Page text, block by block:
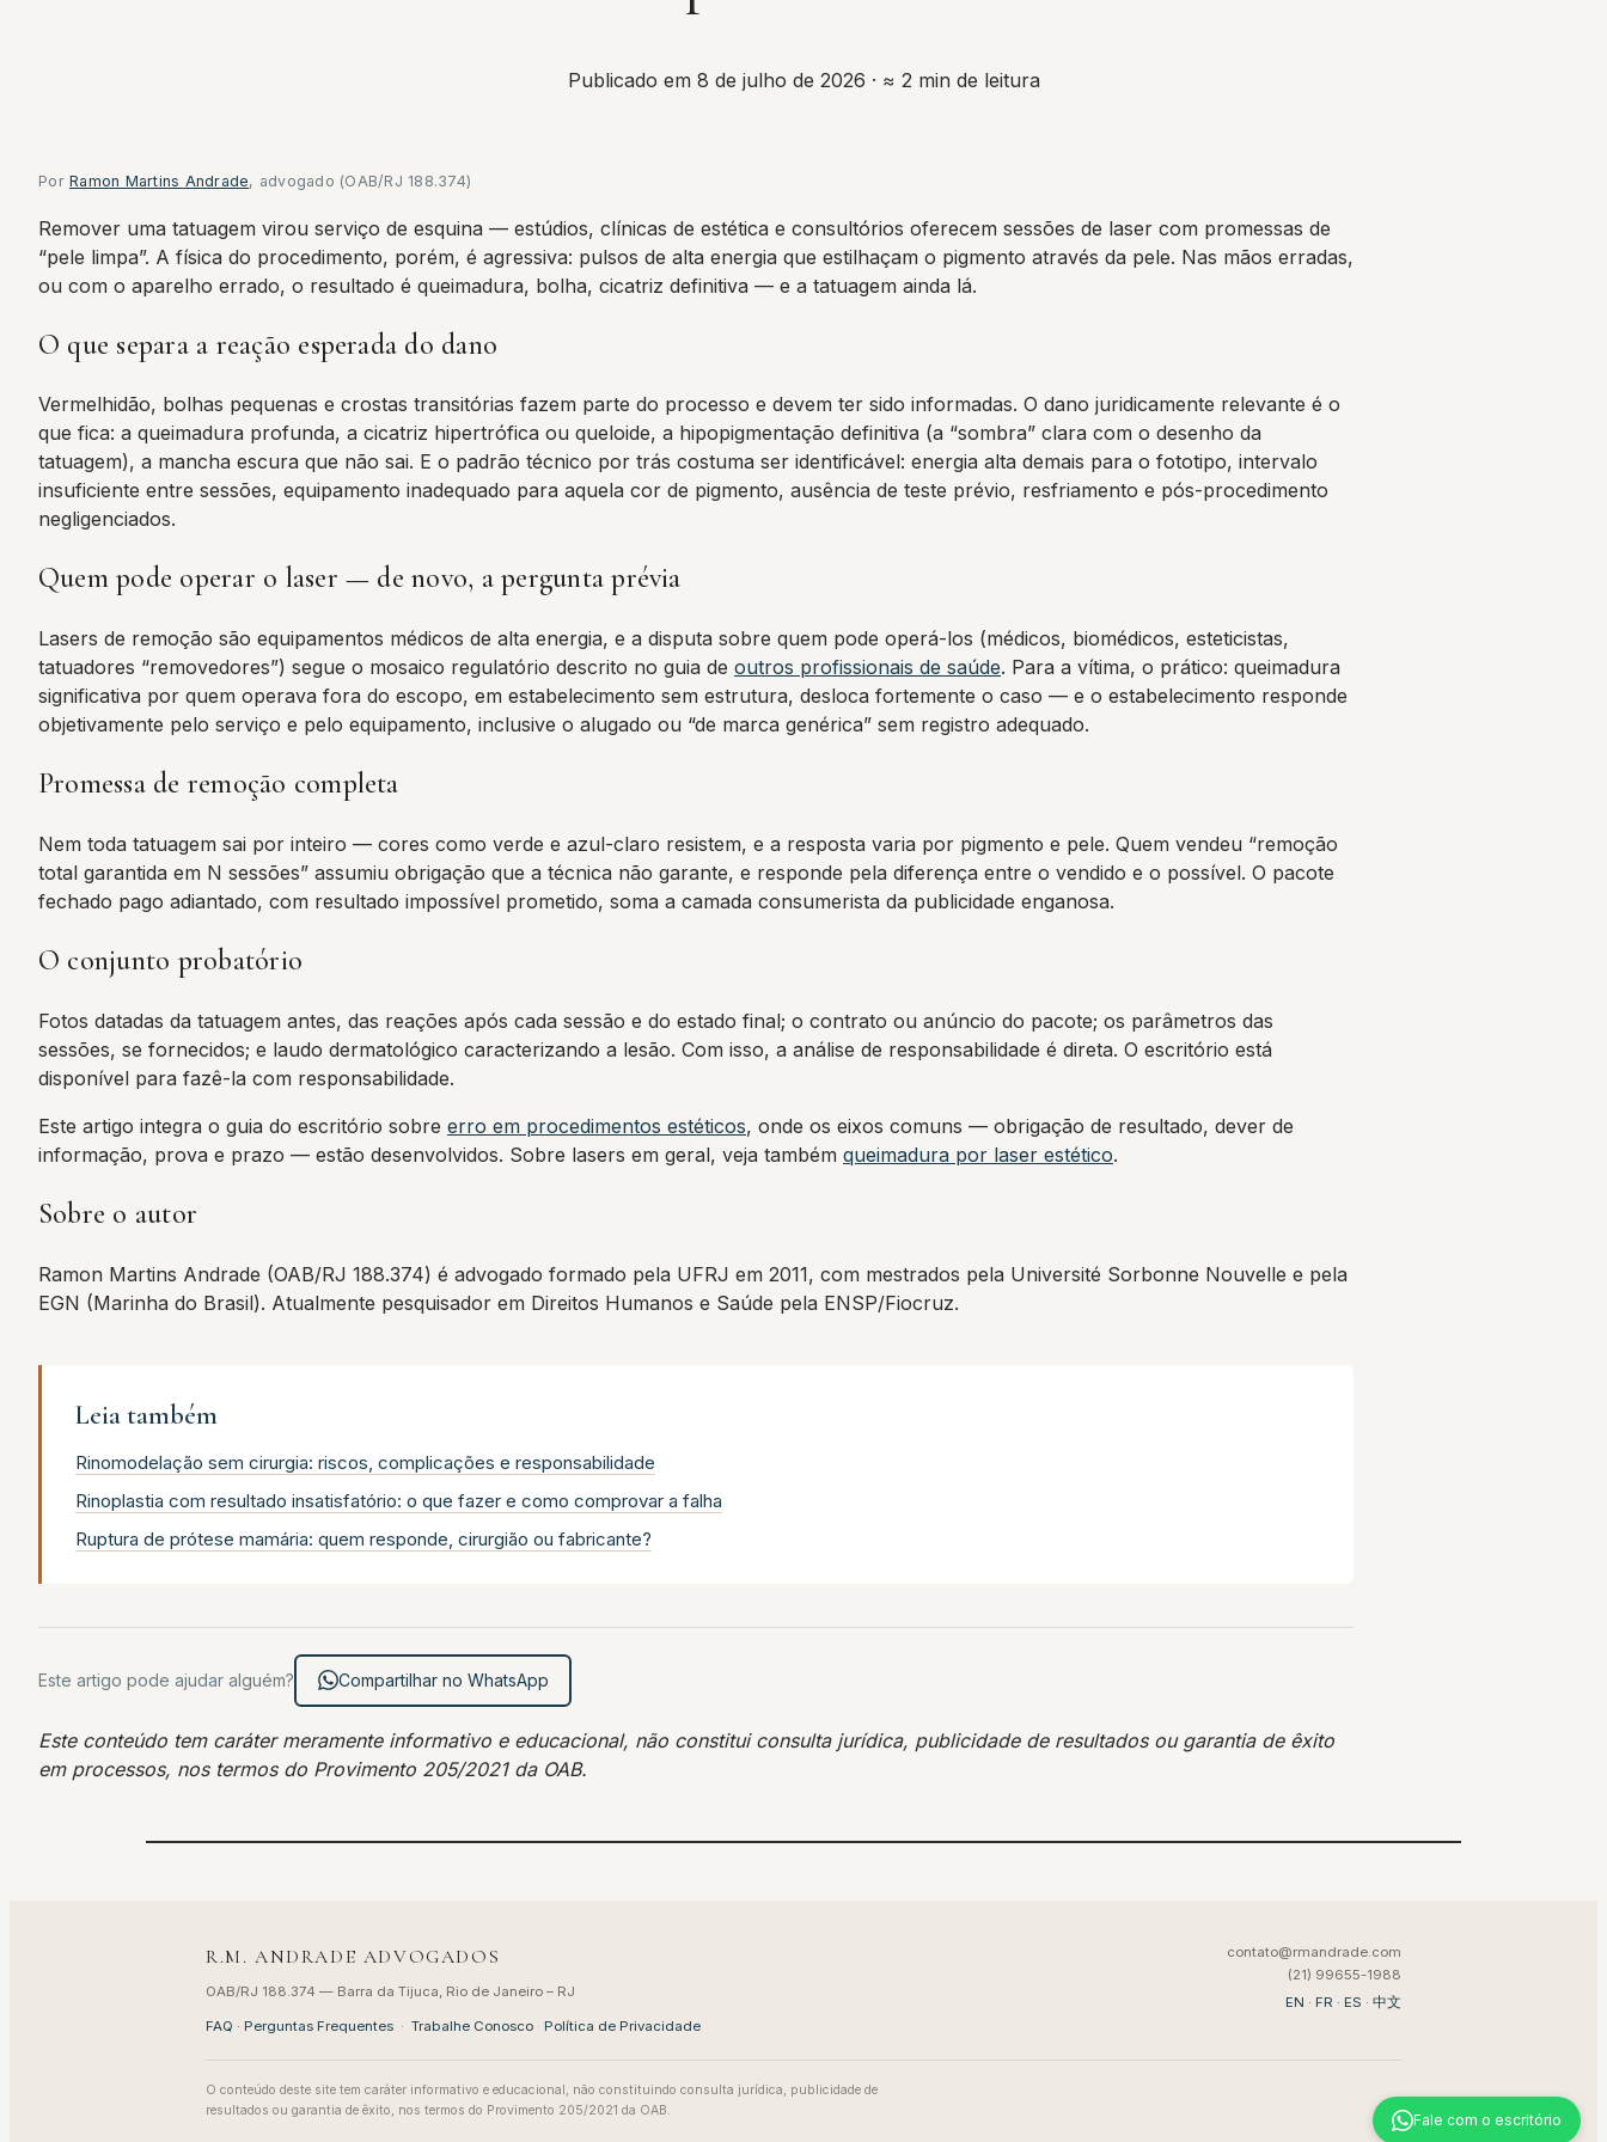
Publicado em 8 de julho de 2026 · ≈ 2 min de leitura
Por Ramon Martins Andrade, advogado (OAB/RJ 188.374)
Remover uma tatuagem virou serviço de esquina — estúdios, clínicas de estética e consultórios oferecem sessões de laser com promessas de
“pele limpa”. A física do procedimento, porém, é agressiva: pulsos de alta energia que estilhaçam o pigmento através da pele. Nas mãos erradas,
ou com o aparelho errado, o resultado é queimadura, bolha, cicatriz definitiva — e a tatuagem ainda lá.
O que separa a reação esperada do dano
Vermelhidão, bolhas pequenas e crostas transitórias fazem parte do processo e devem ter sido informadas. O dano juridicamente relevante é o
que fica: a queimadura profunda, a cicatriz hipertrófica ou queloide, a hipopigmentação definitiva (a “sombra” clara com o desenho da
tatuagem), a mancha escura que não sai. E o padrão técnico por trás costuma ser identificável: energia alta demais para o fototipo, intervalo
insuficiente entre sessões, equipamento inadequado para aquela cor de pigmento, ausência de teste prévio, resfriamento e pós-procedimento
negligenciados.
Quem pode operar o laser — de novo, a pergunta prévia
Lasers de remoção são equipamentos médicos de alta energia, e a disputa sobre quem pode operá-los (médicos, biomédicos, esteticistas,
tatuadores “removedores”) segue o mosaico regulatório descrito no guia de outros profissionais de saúde. Para a vítima, o prático: queimadura
significativa por quem operava fora do escopo, em estabelecimento sem estrutura, desloca fortemente o caso — e o estabelecimento responde
objetivamente pelo serviço e pelo equipamento, inclusive o alugado ou “de marca genérica” sem registro adequado.
Promessa de remoção completa
Nem toda tatuagem sai por inteiro — cores como verde e azul-claro resistem, e a resposta varia por pigmento e pele. Quem vendeu “remoção
total garantida em N sessões” assumiu obrigação que a técnica não garante, e responde pela diferença entre o vendido e o possível. O pacote
fechado pago adiantado, com resultado impossível prometido, soma a camada consumerista da publicidade enganosa.
O conjunto probatório
Fotos datadas da tatuagem antes, das reações após cada sessão e do estado final; o contrato ou anúncio do pacote; os parâmetros das
sessões, se fornecidos; e laudo dermatológico caracterizando a lesão. Com isso, a análise de responsabilidade é direta. O escritório está
disponível para fazê-la com responsabilidade.
Este artigo integra o guia do escritório sobre erro em procedimentos estéticos, onde os eixos comuns — obrigação de resultado, dever de
informação, prova e prazo — estão desenvolvidos. Sobre lasers em geral, veja também queimadura por laser estético.
Sobre o autor
Ramon Martins Andrade (OAB/RJ 188.374) é advogado formado pela UFRJ em 2011, com mestrados pela Université Sorbonne Nouvelle e pela
EGN (Marinha do Brasil). Atualmente pesquisador em Direitos Humanos e Saúde pela ENSP/Fiocruz.
Leia também
Rinomodelação sem cirurgia: riscos, complicações e responsabilidade
Rinoplastia com resultado insatisfatório: o que fazer e como comprovar a falha
Ruptura de prótese mamária: quem responde, cirurgião ou fabricante?
Este artigo pode ajudar alguém? Compartilhar no WhatsApp
Este conteúdo tem caráter meramente informativo e educacional, não constitui consulta jurídica, publicidade de resultados ou garantia de êxito
em processos, nos termos do Provimento 205/2021 da OAB.
R.M. ANDRADE ADVOGADOS
OAB/RJ 188.374 — Barra da Tijuca, Rio de Janeiro – RJ
FAQ · Perguntas Frequentes · Trabalhe Conosco · Política de Privacidade
contato@rmandrade.com
(21) 99655-1988
EN · FR · ES · 中文
O conteúdo deste site tem caráter informativo e educacional, não constituindo consulta jurídica, publicidade de
resultados ou garantia de êxito, nos termos do Provimento 205/2021 da OAB.
Fale com o escritório